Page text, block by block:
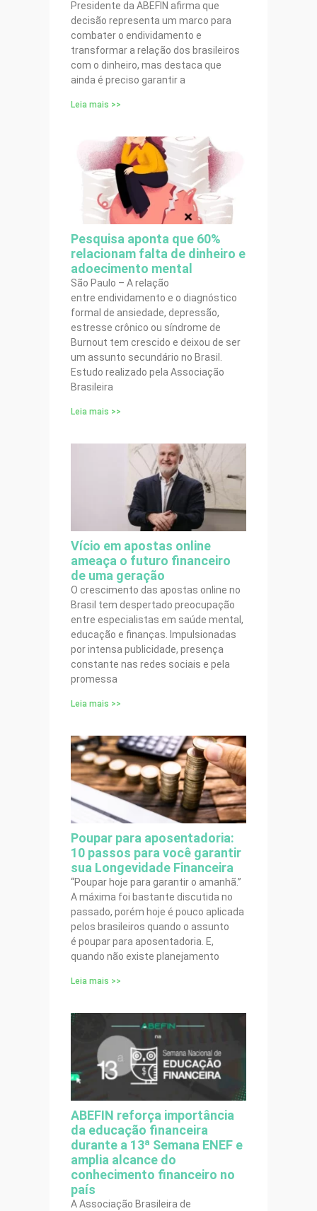
Presidente da ABEFIN afirma que
decisão representa um marco para
combater o endividamento e
transformar a relação dos brasileiros
com o dinheiro, mas destaca que
ainda é preciso garantir a
Leia mais >>
Pesquisa aponta que 60%
relacionam falta de dinheiro e
adoecimento mental
São Paulo – A relação
entre endividamento e o diagnóstico
formal de ansiedade, depressão,
estresse crônico ou síndrome de
Burnout tem crescido e deixou de ser
um assunto secundário no Brasil.
Estudo realizado pela Associação
Brasileira
Leia mais >>
Vício em apostas online
ameaça o futuro financeiro
de uma geração
O crescimento das apostas online no
Brasil tem despertado preocupação
entre especialistas em saúde mental,
educação e finanças. Impulsionadas
por intensa publicidade, presença
constante nas redes sociais e pela
promessa
Leia mais >>
Poupar para aposentadoria:
10 passos para você garantir
sua Longevidade Financeira
“Poupar hoje para garantir o amanhã.”
A máxima foi bastante discutida no
passado, porém hoje é pouco aplicada
pelos brasileiros quando o assunto
é poupar para aposentadoria. E,
quando não existe planejamento
Leia mais >>
ABEFIN reforça importância
da educação financeira
durante a 13ª Semana ENEF e
amplia alcance do
conhecimento financeiro no
país
A Associação Brasileira de